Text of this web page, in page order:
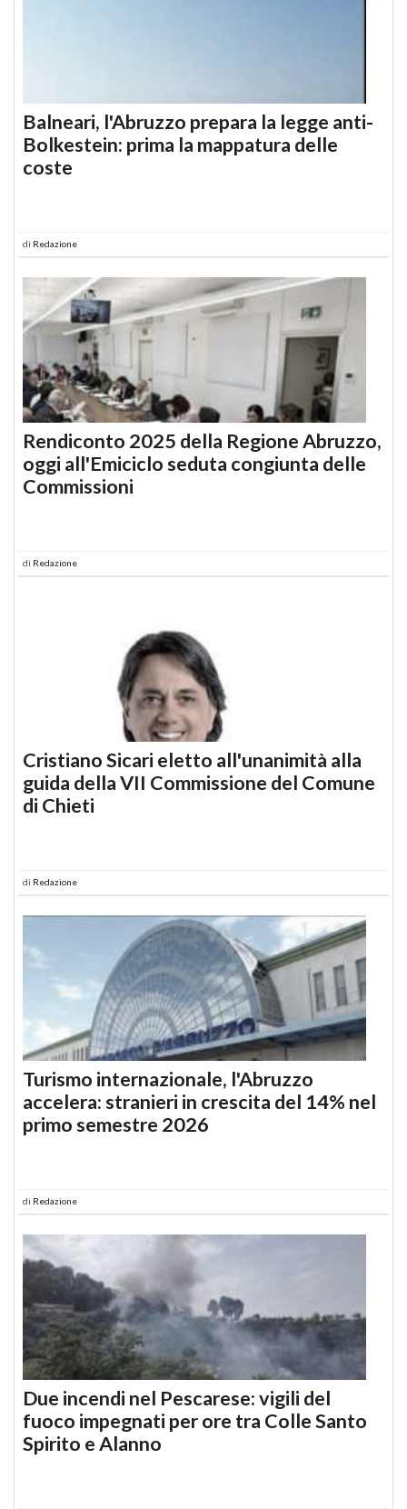
Balneari, l'Abruzzo prepara la legge anti-
Bolkestein: prima la mappatura delle
coste
di Redazione
Rendiconto 2025 della Regione Abruzzo,
oggi all'Emiciclo seduta congiunta delle
Commissioni
di Redazione
Cristiano Sicari eletto all'unanimità alla
guida della VII Commissione del Comune
di Chieti
di Redazione
Turismo internazionale, l'Abruzzo
accelera: stranieri in crescita del 14% nel
primo semestre 2026
di Redazione
Due incendi nel Pescarese: vigili del
fuoco impegnati per ore tra Colle Santo
Spirito e Alanno